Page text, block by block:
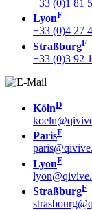
+33 (0)1 81
LyonF
+33 (0)4 27
StraßburgF
+33 (0)3 92
KölnD
ParisF
LyonF
StraßburgF